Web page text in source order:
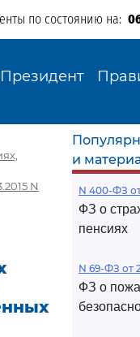
по состоянию на:
Президент
N
и
N 400-ФЗ от
ФЗ о
пенсиях
N 69-ФЗ от
ФЗ о